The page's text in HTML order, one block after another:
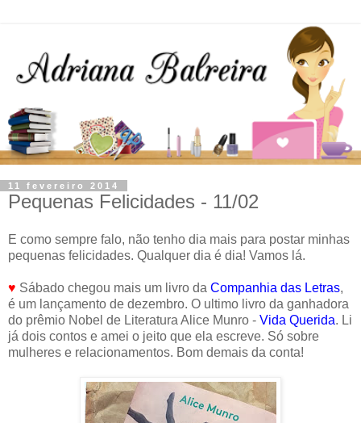
11 fevereiro 2014
Pequenas Felicidades - 11/02
E como sempre falo, não tenho dia mais para postar minhas
pequenas felicidades. Qualquer dia é dia! Vamos lá.
♥ Sábado chegou mais um livro da Companhia das Letras,
é um lançamento de dezembro. O ultimo livro da ganhadora
do prêmio Nobel de Literatura Alice Munro - Vida Querida. Li
já dois contos e amei o jeito que ela escreve. Só sobre
mulheres e relacionamentos. Bom demais da conta!